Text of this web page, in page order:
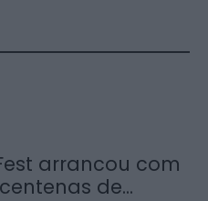
arrancou com
de...